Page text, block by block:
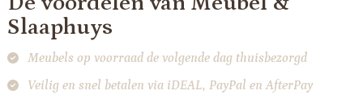
Slaaphuys
Meubels op voorraad de volgende dag thuisbezorgd
Veilig en snel betalen via iDEAL, PayPal en AfterPay